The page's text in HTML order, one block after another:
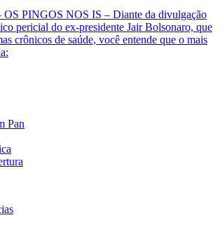
PINGOS NOS IS – Diante da divulgação
pericial do ex-presidente Jair Bolsonaro, que
crônicos de saúde, você entende que o mais
Pan